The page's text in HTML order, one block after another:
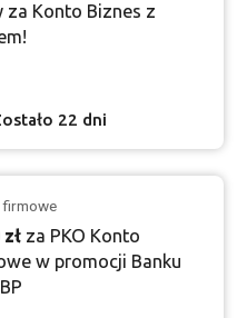
za Konto Biznes z
22 dni
firmowe
za PKO Konto
w promocji Banku